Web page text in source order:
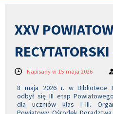
XXV
Napisany w 15 maja 2026
8 maja 2026 r. w Bibliotece
odbył się III etap
dla uczniów klas I–III.